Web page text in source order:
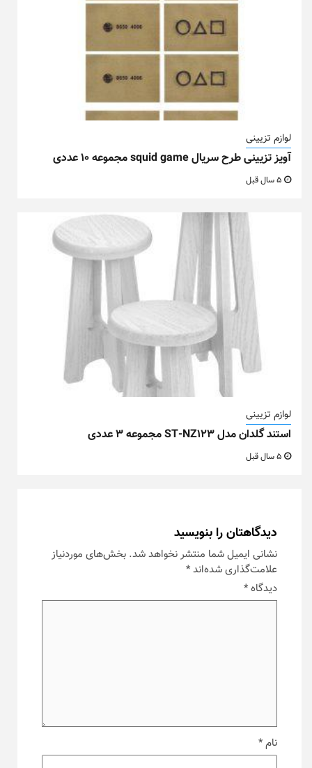
لوازم تزیینی
آویز تزیینی طرح سریال squid game مجموعه ۱۰ عددی
لوازم تزیینی
استند گلدان مدل ST-NZ123 مجموعه ۳ عددی
دیدگاهتان را بنویسید
نشانی ایمیل شما منتشر نخواهد شد. بخش‌های موردنیاز
علامت‌گذاری شده‌اند*
دیدگاه*
نام*